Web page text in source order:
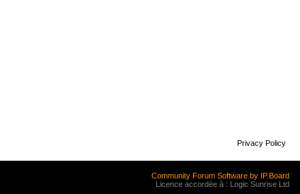
Privacy Policy
Community Forum Software by IP.Board
Licence accordée à : Logic Sunrise Ltd